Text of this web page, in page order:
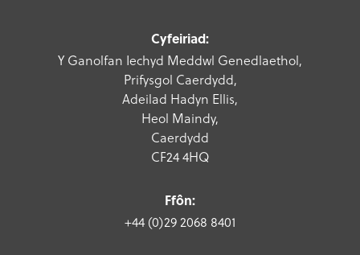
Cyfeiriad:
Y Ganolfan Iechyd Meddwl Genedlaethol,
Prifysgol Caerdydd,
Adeilad Hadyn Ellis,
Heol Maindy,
Caerdydd
CF24 4HQ
Ffôn:
+44 (0)29 2068 8401